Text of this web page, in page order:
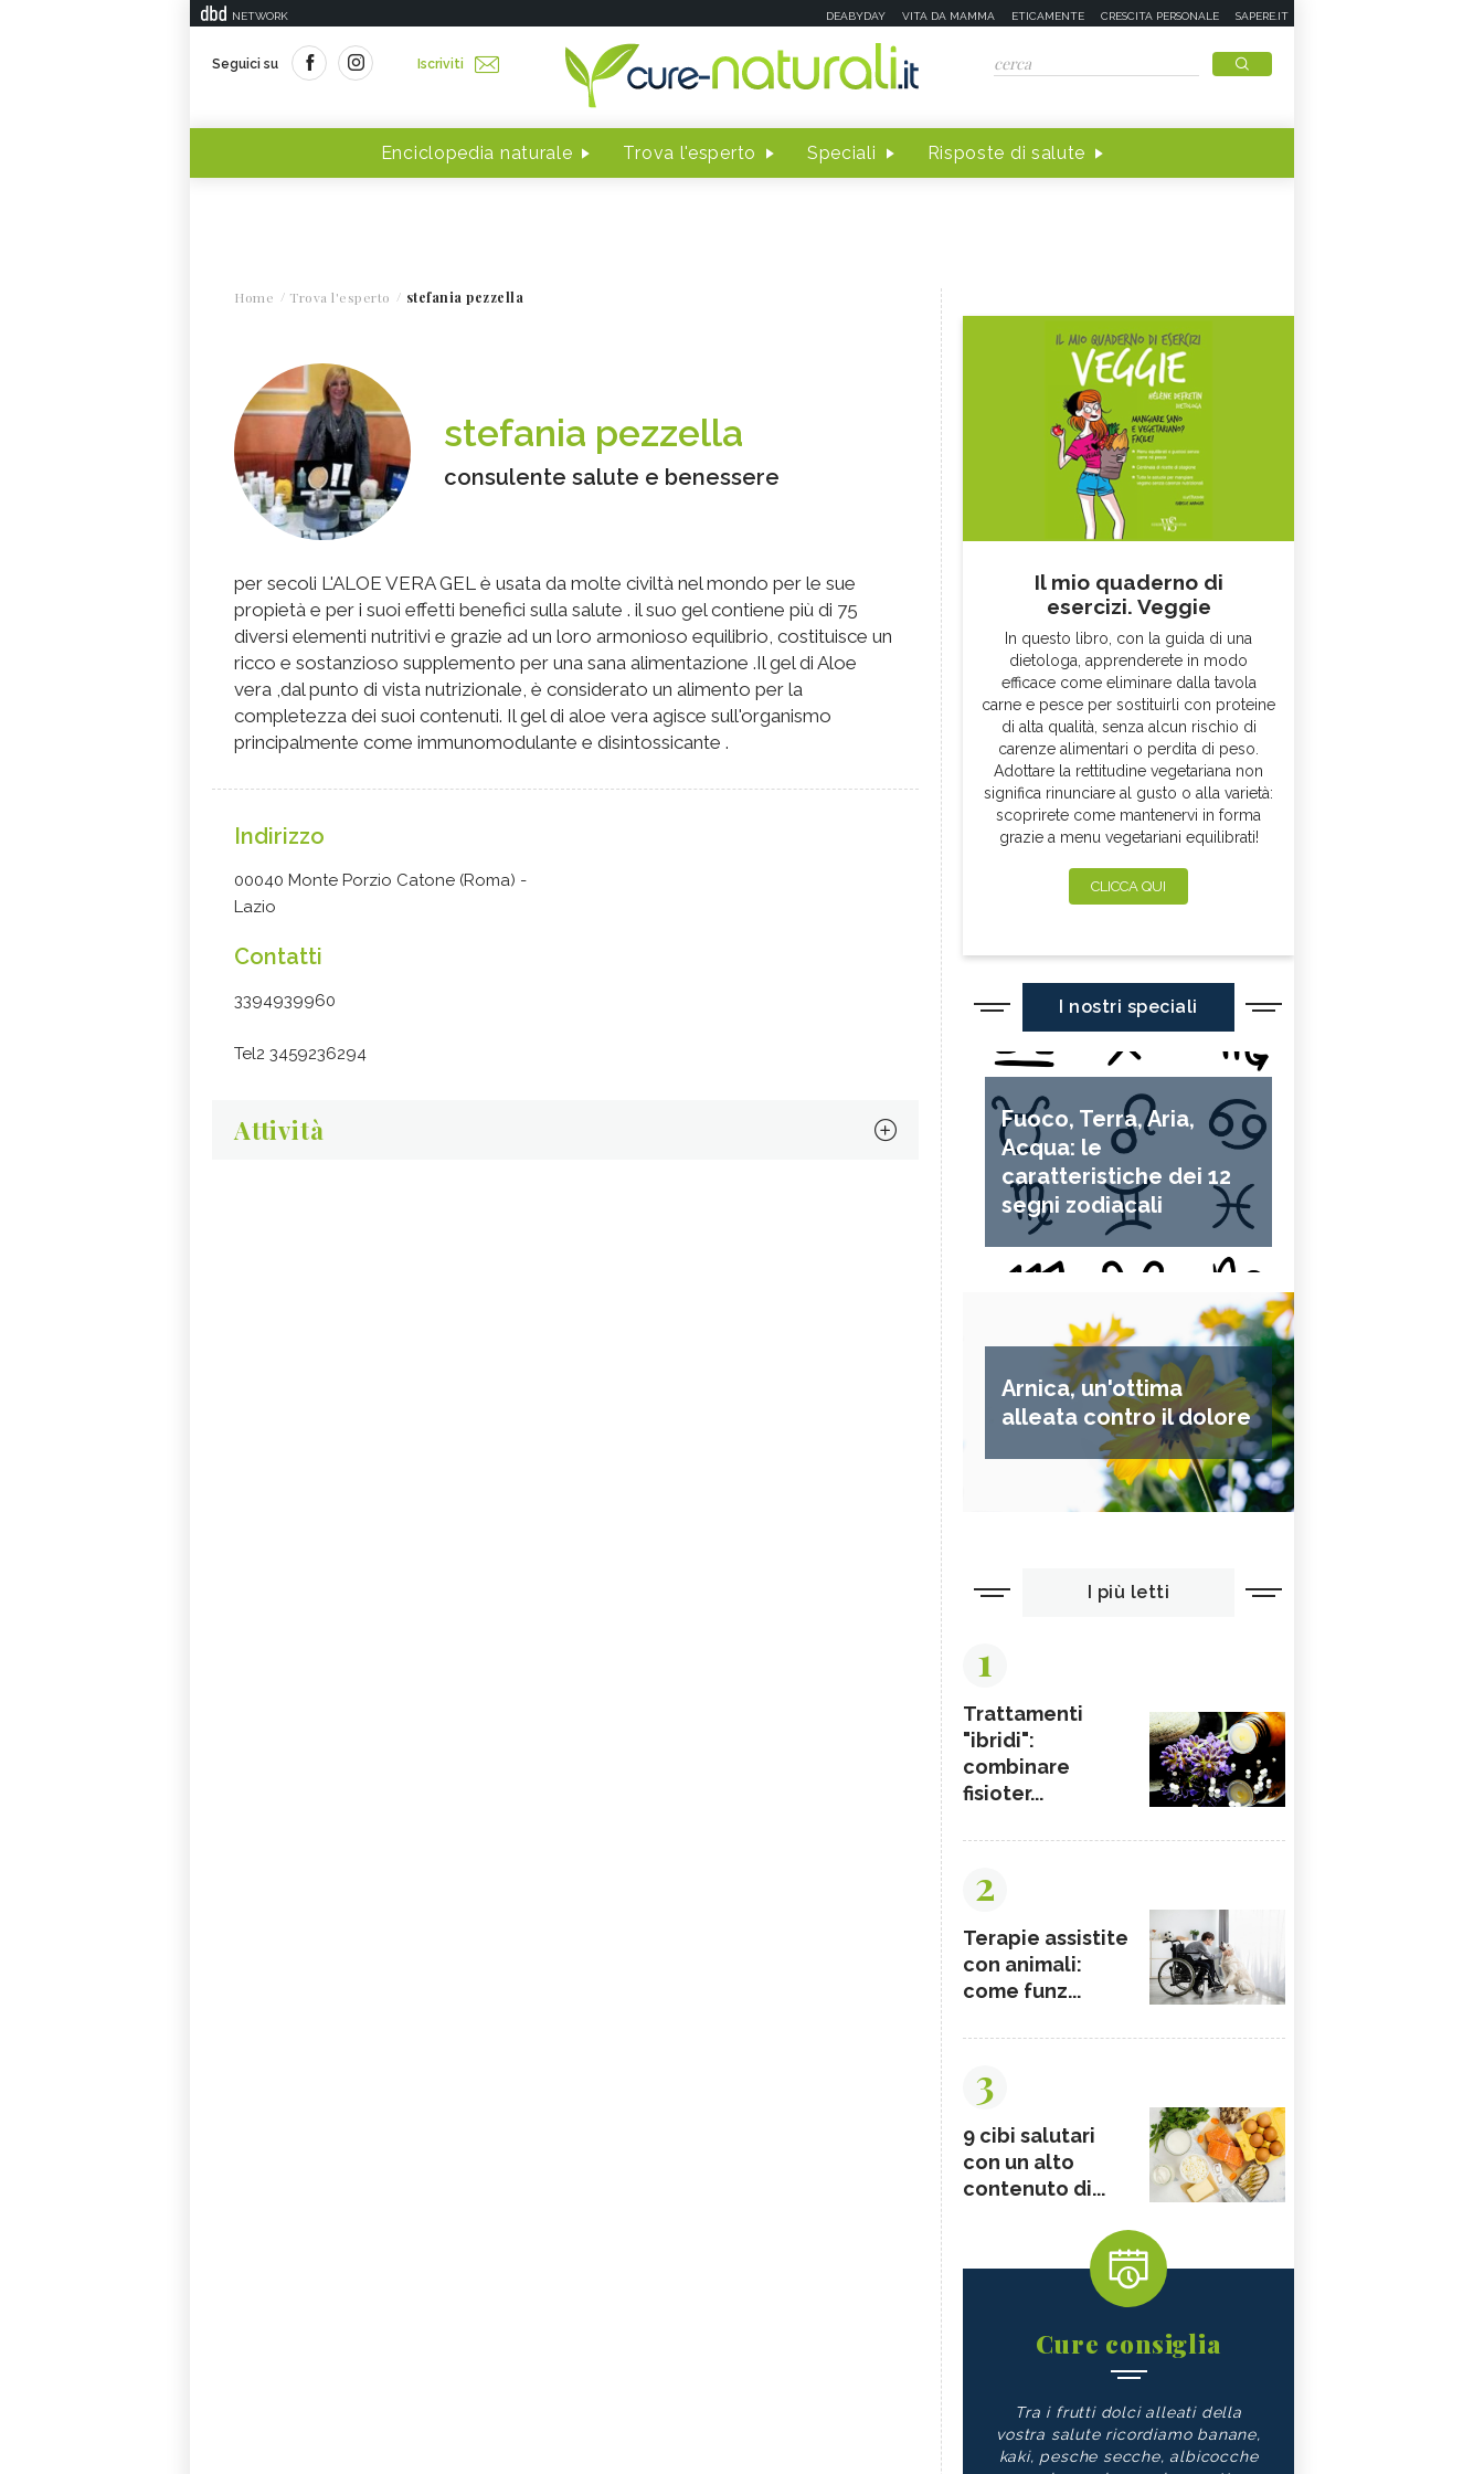
NETWORK DEABYDAY VITA DA MAMMA ETICAMENTE CRESCITA PERSONALE SAPERE.IT
Seguici su Iscriviti
Enciclopedia naturale Trova l'esperto Speciali Risposte di salute
Home Trova l'esperto stefania pezzella
stefania pezzella
consulente salute e benessere
per secoli L'ALOE VERA GEL è usata da molte civiltà nel mondo per le sue
propietà e per i suoi effetti benefici sulla salute . il suo gel contiene più di 75
diversi elementi nutritivi e grazie ad un loro armonioso equilibrio, costituisce un
ricco e sostanzioso supplemento per una sana alimentazione .Il gel di Aloe
vera ,dal punto di vista nutrizionale, è considerato un alimento per la
completezza dei suoi contenuti. Il gel di aloe vera agisce sull'organismo
principalmente come immunomodulante e disintossicante .
Indirizzo
00040 Monte Porzio Catone (Roma) -
Lazio
Contatti
3394939960
Tel2 3459236294
Attività
Il mio quaderno di
esercizi. Veggie
In questo libro, con la guida di una
dietologa, apprenderete in modo
efficace come eliminare dalla tavola
carne e pesce per sostituirli con proteine
di alta qualità, senza alcun rischio di
carenze alimentari o perdita di peso.
Adottare la rettitudine vegetariana non
significa rinunciare al gusto o alla varietà:
scoprirete come mantenervi in forma
grazie a menu vegetariani equilibrati!
CLICCA QUI
I nostri speciali
Fuoco, Terra, Aria,
Acqua: le
caratteristiche dei 12
segni zodiacali
Arnica, un'ottima
alleata contro il dolore
I più letti
1
Trattamenti
"ibridi":
combinare
fisioter...
2
Terapie assistite
con animali:
come funz...
3
9 cibi salutari
con un alto
contenuto di...
Cure consiglia
Tra i frutti dolci alleati della
vostra salute ricordiamo banane,
kaki, pesche secche, albicocche